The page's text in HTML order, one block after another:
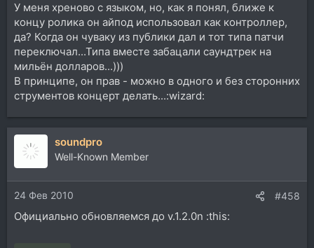
У меня хреново с языком, но, как я понял, ближе к
концу ролика он айпод использовал как контроллер,
да? Когда он чуваку из публики дал и тот типа патчи
переключал...Типа вместе забацали саундтрек на
мильён долларов...)))
В принципе, он прав - можно в одного и без сторонних
струментов концерт делать...:wizard:
soundpro
Well-Known Member
24 Фев 2010 #458
Официально обновляемся до v.1.2.0n :this: